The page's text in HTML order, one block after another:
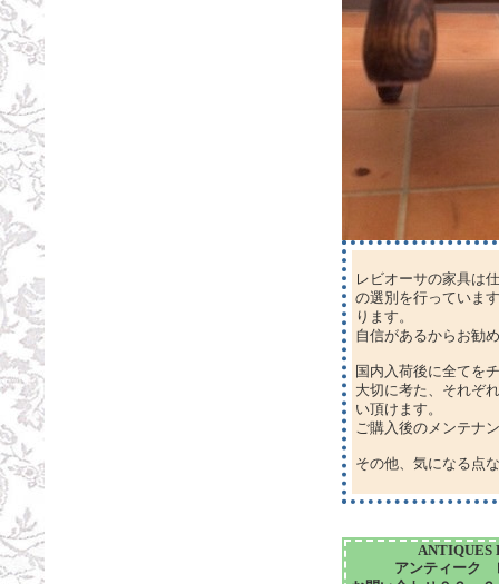
レビオーサの家具は
の選別を行っていま
ります。
自信があるからお勧
国内入荷後に全てを
大切に考た、それぞ
い頂けます。
ご購入後のメンテナ
その他、気になる点
ANTIQUES
アンティーク